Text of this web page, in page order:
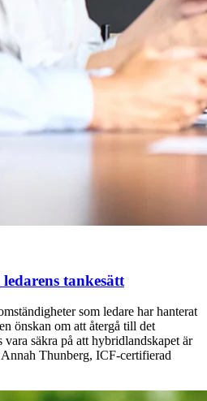
tankesätt
som ledare har hanterat
önskan om att återgå till det
säkra på att hybridlandskapet är
Thunberg, ICF-certifierad